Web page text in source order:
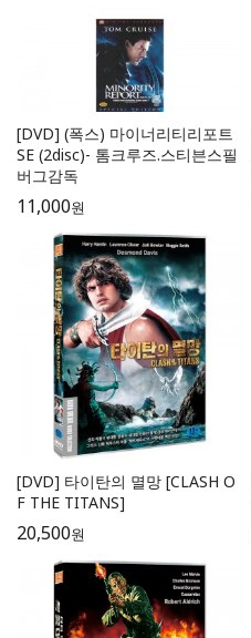
[DVD] (폭스) 마이너리티리포트
SE (2disc)- 톰크루즈.스티븐스필
버그감독
11,000원
[DVD] 타이탄의 멸망 [CLASH O
F THE TITANS]
20,500원